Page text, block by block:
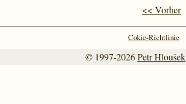
<< Vorher
Cokie-Richtlinie
© 1997-2026Petr Hloušek